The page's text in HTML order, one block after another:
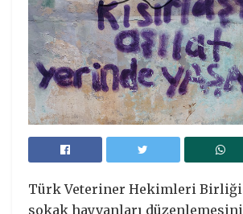
Türk Veteriner Hekimleri Birliği
sokak hayvanları